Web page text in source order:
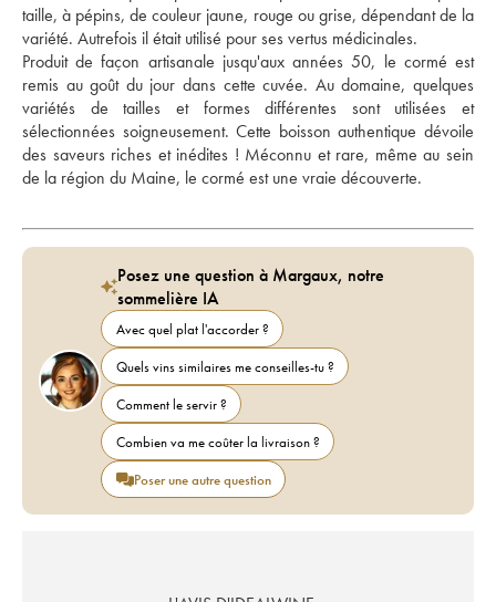
taille, à pépins, de couleur jaune, rouge ou grise, dépendant de la
variété. Autrefois il était utilisé pour ses vertus médicinales.
Produit de façon artisanale jusqu'aux années 50, le cormé est
remis au goût du jour dans cette cuvée. Au domaine, quelques
variétés de tailles et formes différentes sont utilisées et
sélectionnées soigneusement. Cette boisson authentique dévoile
des saveurs riches et inédites ! Méconnu et rare, même au sein
de la région du Maine, le cormé est une vraie découverte.
Posez une question à Margaux, notre
sommelière IA
Avec quel plat l'accorder ?
Quels vins similaires me conseilles-tu ?
Comment le servir ?
Combien va me coûter la livraison ?
Poser une autre question